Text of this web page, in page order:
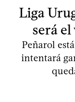
Liga
será
Peñarol
intentará